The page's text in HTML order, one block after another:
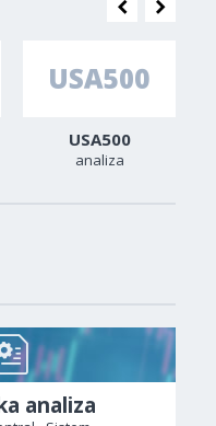
USA500
analiza
analiza